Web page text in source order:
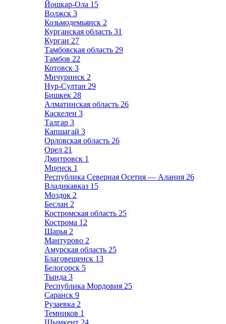
Йошкар-Ола 15
Волжск 3
Козьмодемьянск 2
Курганская область 31
Курган 27
Тамбовская область 29
Тамбов 22
Котовск 3
Мичуринск 2
Нур-Султан 29
Бишкек 28
Алматинская область 26
Каскелен 3
Талгар 3
Капшагай 3
Орловская область 26
Орел 21
Дмитровск 1
Мценск 1
Республика Северная Осетия — Алания 26
Владикавказ 15
Моздок 2
Беслан 2
Костромская область 25
Кострома 12
Шарья 2
Мантурово 2
Амурская область 25
Благовещенск 13
Белогорск 5
Тында 3
Республика Мордовия 25
Саранск 9
Рузаевка 2
Темников 1
Шымкент 24